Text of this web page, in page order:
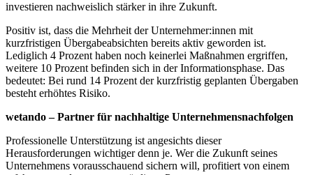
investieren nachweislich stärker in ihre Zukunft.
Positiv ist, dass die Mehrheit der Unternehmer:innen mit
kurzfristigen Übergabeabsichten bereits aktiv geworden ist.
Lediglich 4 Prozent haben noch keinerlei Maßnahmen ergriffen,
weitere 10 Prozent befinden sich in der Informationsphase. Das
bedeutet: Bei rund 14 Prozent der kurzfristig geplanten Übergaben
besteht erhöhtes Risiko.
wetando – Partner für nachhaltige Unternehmensnachfolgen
Professionelle Unterstützung ist angesichts dieser
Herausforderungen wichtiger denn je. Wer die Zukunft seines
Unternehmens vorausschauend sichern will, profitiert von einem